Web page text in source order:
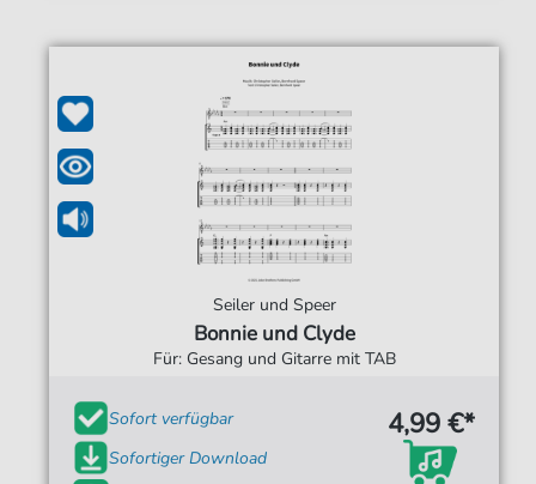
Seiler und Speer
Bonnie und Clyde
Für: Gesang und Gitarre mit TAB
Sofort verfügbar
Sofortiger Download
4,99 €*